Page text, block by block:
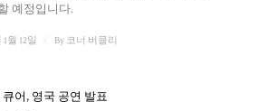
예정입니다.
1월 12일 By 코너 버클리